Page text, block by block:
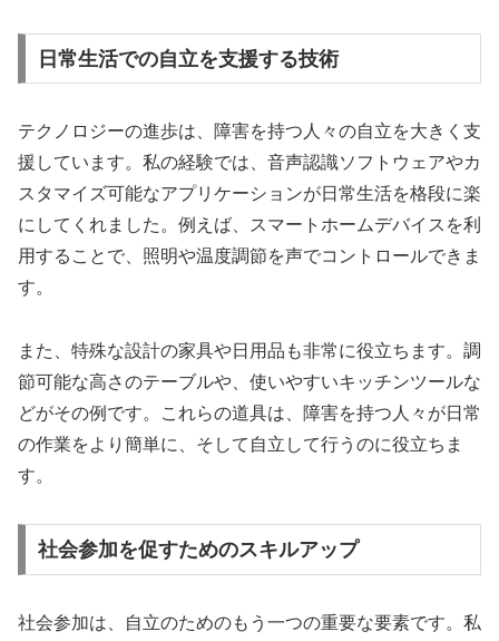
日常生活での自立を支援する技術
テクノロジーの進歩は、障害を持つ人々の自立を大きく支
援しています。私の経験では、音声認識ソフトウェアやカ
スタマイズ可能なアプリケーションが日常生活を格段に楽
にしてくれました。例えば、スマートホームデバイスを利
用することで、照明や温度調節を声でコントロールできま
す。
また、特殊な設計の家具や日用品も非常に役立ちます。調
節可能な高さのテーブルや、使いやすいキッチンツールな
どがその例です。これらの道具は、障害を持つ人々が日常
の作業をより簡単に、そして自立して行うのに役立ちま
す。
社会参加を促すためのスキルアップ
社会参加は、自立のためのもう一つの重要な要素です。私